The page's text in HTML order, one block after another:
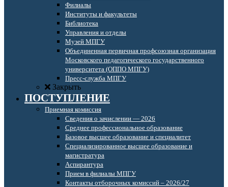
Филиалы
Институты и факультеты
Библиотека
Управления и отделы
Музей МПГУ
Объединенная первичная профсоюзная организация
Московского педагогического государственного
университета (ОППО МПГУ)
Пресс-служба МПГУ
Закрыть
ПОСТУПЛЕНИЕ
Приемная комиссия
Сведения о зачислении — 2026
Среднее профессиональное образование
Базовое высшее образование и специалитет
Специализированное высшее образование и
магистратура
Аспирантура
Прием в филиалы МПГУ
Контакты отборочных комиссий – 2026/27